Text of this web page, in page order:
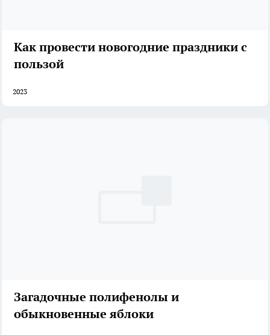
Как провести новогодние праздники с
пользой
2023
Загадочные полифенолы и
обыкновенные яблоки